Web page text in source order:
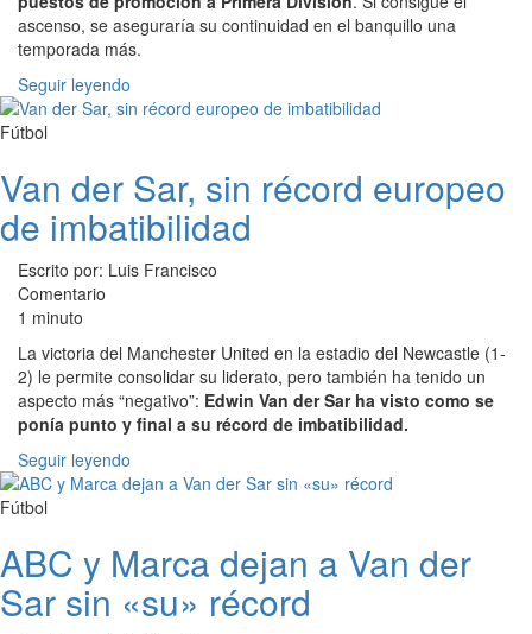
ascenso, se aseguraría su continuidad en el banquillo una
temporada más.
Seguir leyendo
Fútbol
Van der Sar, sin récord europeo
de imbatibilidad
Escrito por: Luis Francisco
Comentario
1 minuto
La victoria del Manchester United en la estadio del Newcastle (1-
2) le permite consolidar su liderato, pero también ha tenido un
aspecto más “negativo”: Edwin Van der Sar ha visto como se
ponía punto y final a su récord de imbatibilidad.
Seguir leyendo
Fútbol
ABC y Marca dejan a Van der
Sar sin «su» récord